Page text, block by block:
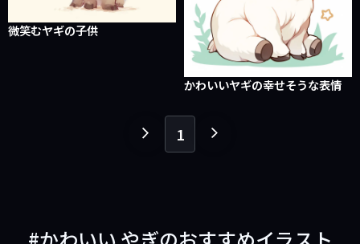
微笑むヤギの子供
かわいいヤギの幸せそうな表情
る
1
む